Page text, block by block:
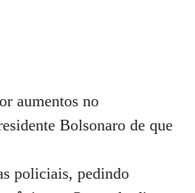
aumentos no
Bolsonaro de que
policiais, pedindo